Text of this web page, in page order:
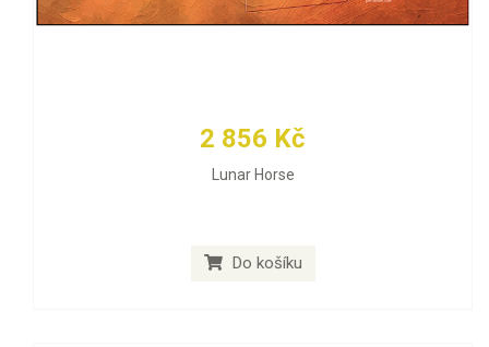
2 856 Kč
Lunar Horse
Do košíku